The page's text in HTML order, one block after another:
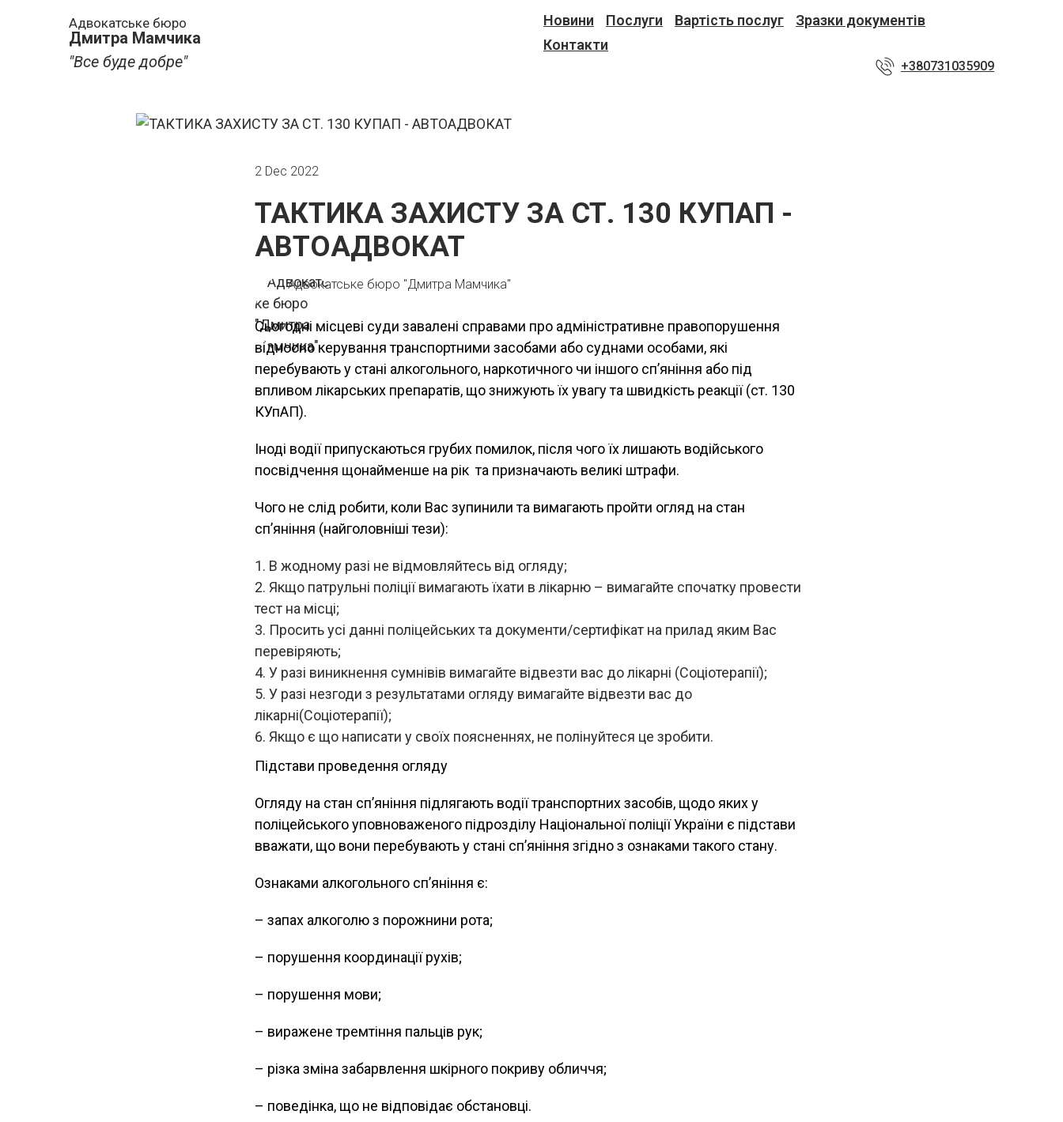
Адвокатське бюро
Дмитра Мамчика
"Все буде добре"
Новини Послуги Вартість послуг
Зразки документів
Контакти
+380731035909
2 Dec 2022
ТАКТИКА ЗАХИСТУ ЗА СТ. 130 КУПАП -
АВТОАДВОКАТ
Адвокатське бюро "Дмитра Мамчика"
Сьогодні місцеві суди завалені справами про адміністративне правопорушення
відносно керування транспортними засобами або суднами особами, які
перебувають у стані алкогольного, наркотичного чи іншого сп’яніння або під
впливом лікарських препаратів, що знижують їх увагу та швидкість реакції (ст. 130
КУпАП).
Іноді водії припускаються грубих помилок, після чого їх лишають водійського
посвідчення щонайменше на рік та призначають великі штрафи.
Чого не слід робити, коли Вас зупинили та вимагають пройти огляд на стан
сп’яніння (найголовніші тези):
В жодному разі не відмовляйтесь від огляду;
Якщо патрульні поліції вимагають їхати в лікарню – вимагайте спочатку провести
тест на місці;
Просить усі данні поліцейських та документи/сертифікат на прилад яким Вас
перевіряють;
У разі виникнення сумнівів вимагайте відвезти вас до лікарні (Соціотерапії);
У разі незгоди з результатами огляду вимагайте відвезти вас до
лікарні(Соціотерапії);
Якщо є що написати у своїх поясненнях, не полінуйтеся це зробити.
Підстави проведення огляду
Огляду на стан сп’яніння підлягають водії транспортних засобів, щодо яких у
поліцейського уповноваженого підрозділу Національної поліції України є підстави
вважати, що вони перебувають у стані сп’яніння згідно з ознаками такого стану.
Ознаками алкогольного сп’яніння є:
– запах алкоголю з порожнини рота;
– порушення координації рухів;
– порушення мови;
– виражене тремтіння пальців рук;
– різка зміна забарвлення шкірного покриву обличчя;
– поведінка, що не відповідає обстановці.